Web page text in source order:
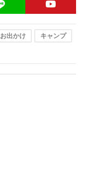
お出かけ キャンプ